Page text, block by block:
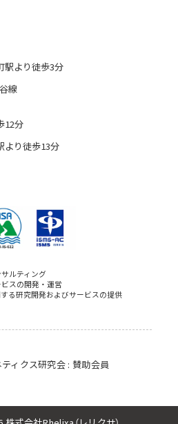
駅より徒歩3分
線
12分
より徒歩13分
ルティング
スの開発・運営
する研究開発およびサービスの提供
ィクス研究会 : 賛助会員